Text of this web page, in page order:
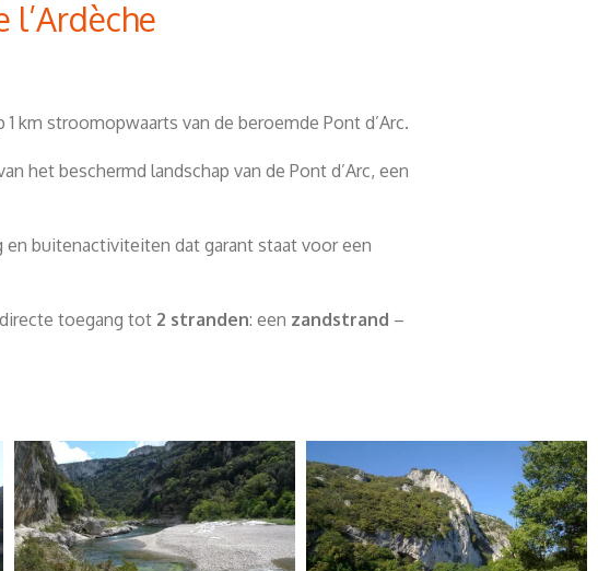
l’Ardèche
km stroomopwaarts van de beroemde Pont d’Arc.
het beschermd landschap van de Pont d’Arc, een
en buitenactiviteiten dat garant staat voor een
toegang tot 2 stranden: een zandstrand –